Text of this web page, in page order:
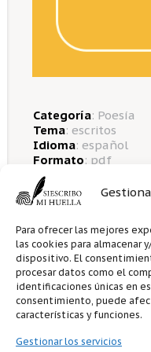
Para ofrecer las mejores
las cookies para almacenar
dispositivo. El
procesar datos como el
identificaciones únicas en
consentimiento, puede
características y funciones.
Gestionar los servicios
Categoría: Poesía
Tema: escritos
Idioma: español
Formato: pdf
Apto
0 me gusta 0
Opciones para la venta